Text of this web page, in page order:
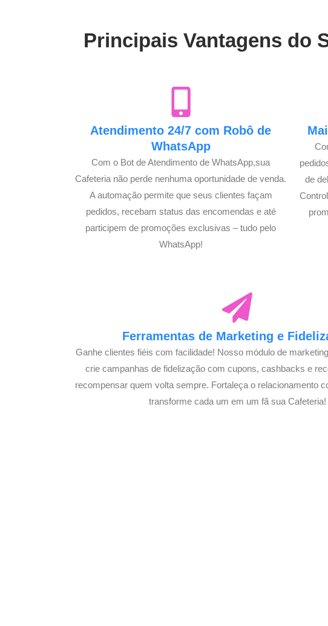
Principais Vantagens do
Atendimento 24/7 com Robô de
WhatsApp
Com o Bot de Atendimento de WhatsApp,sua
Cafeteria não perde nenhuma oportunidade de venda.
A automação permite que seus clientes façam
pedidos, recebam status das encomendas e até
participem de promoções exclusivas – tudo pelo
WhatsApp!
de
Ferramentas de Marketing e
Ganhe clientes fiéis com facilidade! Nosso módulo de
crie campanhas de fidelização com cupons, cashbacks e
recompensar quem volta sempre. Fortaleça o relacionamento
transforme cada um em um fã sua Cafeteria!